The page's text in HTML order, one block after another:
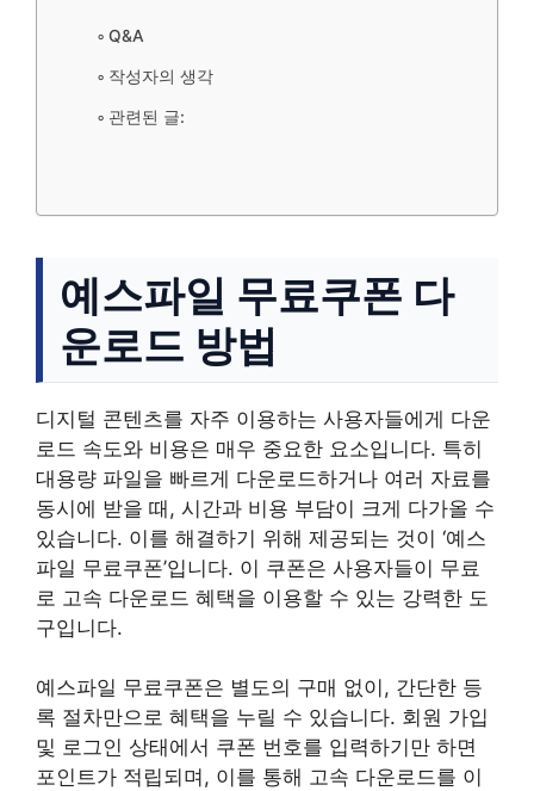
Q&A
작성자의 생각
관련된 글:
예스파일 무료쿠폰 다
운로드 방법
디지털 콘텐츠를 자주 이용하는 사용자들에게 다운
로드 속도와 비용은 매우 중요한 요소입니다. 특히
대용량 파일을 빠르게 다운로드하거나 여러 자료를
동시에 받을 때, 시간과 비용 부담이 크게 다가올 수
있습니다. 이를 해결하기 위해 제공되는 것이 ‘예스
파일 무료쿠폰’입니다. 이 쿠폰은 사용자들이 무료
로 고속 다운로드 혜택을 이용할 수 있는 강력한 도
구입니다.
예스파일 무료쿠폰은 별도의 구매 없이, 간단한 등
록 절차만으로 혜택을 누릴 수 있습니다. 회원 가입
및 로그인 상태에서 쿠폰 번호를 입력하기만 하면
포인트가 적립되며, 이를 통해 고속 다운로드를 이